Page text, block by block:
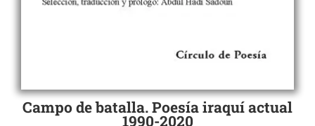
Campo de batalla. Poesía iraquí actual
1990-2020